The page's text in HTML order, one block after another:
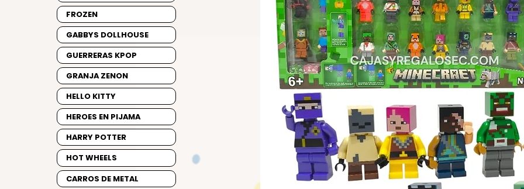
FROZEN
GABBYS DOLLHOUSE
GUERRERAS KPOP
GRANJA ZENON
HELLO KITTY
HEROES EN PIJAMA
HARRY POTTER
HOT WHEELS
CARROS DE METAL